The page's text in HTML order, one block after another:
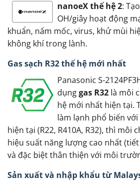
nanoeX thế hệ 2:
OH/giây hoạt động
khuẩn, nấm mốc, virus, khử mùi
không khí trong lành.
Gas sạch R32 thế hệ mới nhất
Panasonic S-
dụnggas R32 là môi
hệ mới nhất hiện tại.
làm lạnh phổ biến
hiện tại (R22, R410A, R32), thì môi
hiệu suất năng lượng cao nhất
và đặc biệt thân thiện với môi
Sản xuất và nhập khẩu từ